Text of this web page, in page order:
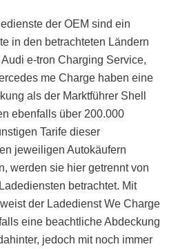
der OEM sind ein
in den betrachteten Ländern
e-tron Charging Service,
me Charge haben eine
als der Marktführer Shell
ebenfalls über 200.000
Tarife dieser
jeweiligen Autokäufern
werden sie hier getrennt von
betrachtet. Mit
der Ladedienst We Charge
eine beachtliche Abdeckung
jedoch mit noch immer